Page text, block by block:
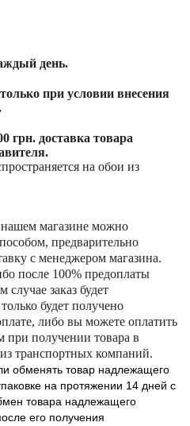
день.
при условии внесения
грн. доставка товара
на обои из
магазине можно
предварительно
с менеджером магазина.
после 100% предоплаты
случае заказ будет
будет получено
либо вы можете оплатить
при получении товара в
транспортных компаний.
обменять товар надлежащего
на протяжении 14 дней с
товара надлежащего
его получения